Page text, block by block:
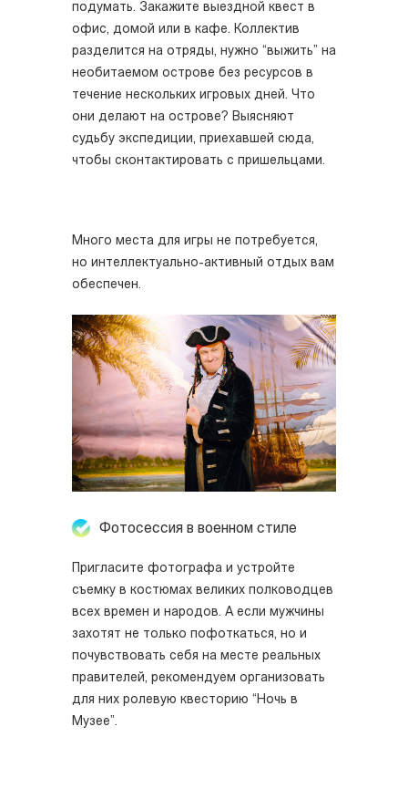
подумать. Закажите выездной квест в
офис, домой или в кафе. Коллектив
разделится на отряды, нужно “выжить” на
необитаемом острове без ресурсов в
течение нескольких игровых дней. Что
они делают на острове? Выясняют
судьбу экспедиции, приехавшей сюда,
чтобы сконтактировать с пришельцами.
Много места для игры не потребуется,
но интеллектуально-активный отдых вам
обеспечен.
Фотосессия в военном стиле
Пригласите фотографа и устройте
съемку в костюмах великих полководцев
всех времен и народов. А если мужчины
захотят не только пофоткаться, но и
почувствовать себя на месте реальных
правителей, рекомендуем организовать
для них ролевую квесторию “Ночь в
Музее”.